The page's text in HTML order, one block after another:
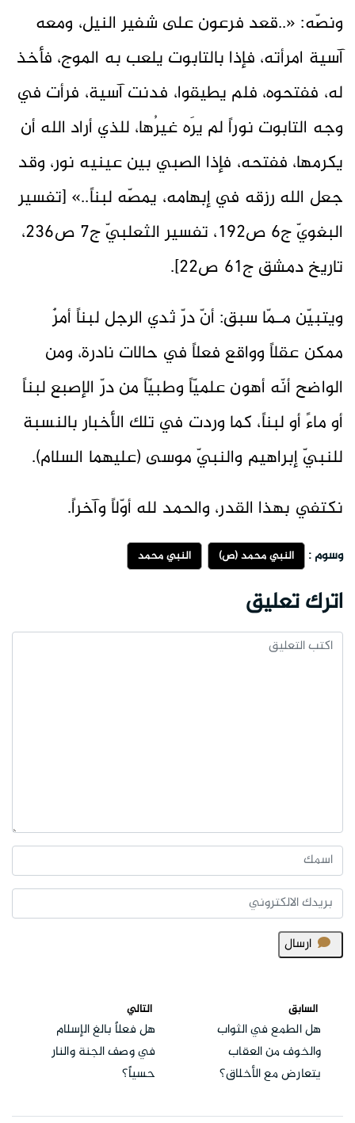
ونصّه: «..قعد فرعون على شفير النيل، ومعه
آسية امرأته، فإذا بالتابوت يلعب به الموج، فأخذ
له، ففتحوه، فلم يطيقوا، فدنت آسية، فرأت في
وجه التابوت نوراً لم يرَه غيرُها، للذي أراد الله أن
يكرمها، ففتحه، فإذا الصبي بين عينيه نور، وقد
جعل الله رزقه في إبهامه، يمصّه لبناً..» [تفسير
البغويّ ج6 ص192، تفسير الثعلبيّ ج7 ص236،
تاريخ دمشق ج61 ص22].
ويتبيّن مـمّا سبق: أنّ درّ ثدي الرجل لبناً أمرٌ
ممكن عقلاً وواقع فعلاً في حالات نادرة، ومن
الواضح أنّه أهون علميّاً وطبيّاً من درّ الإصبع لبناً
أو ماءً أو لبناً، كما وردت في تلك الأخبار بالنسبة
للنبيّ إبراهيم والنبيّ موسى (عليهما السلام).
نكتفي بهذا القدر، والحمد لله أوّلاً وآخراً.
وسوم : النبي محمد (ص) النبي محمد
اترك تعليق
ارسال
السابق
هل الطمع في الثواب
والخوف من العقاب
يتعارض مع الأخلاق؟
التالي
هل فعلاً بالغ الإسلام
في وصف الجنة والنار
حسياً؟